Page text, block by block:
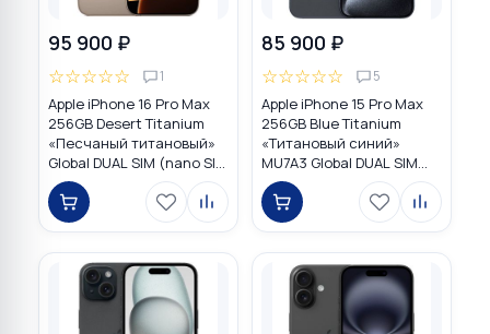
95 900 ₽
☆☆☆☆☆ 1
Apple iPhone 16 Pro Max
256GB Desert Titanium
«Песчаный титановый»
Global DUAL SIM (nano SIM
+ eSIM)
85 900 ₽
☆☆☆☆☆ 5
Apple iPhone 15 Pro Max
256GB Blue Titanium
«Титановый синий»
MU7A3 Global DUAL SIM
(nano SIM + eSIM)